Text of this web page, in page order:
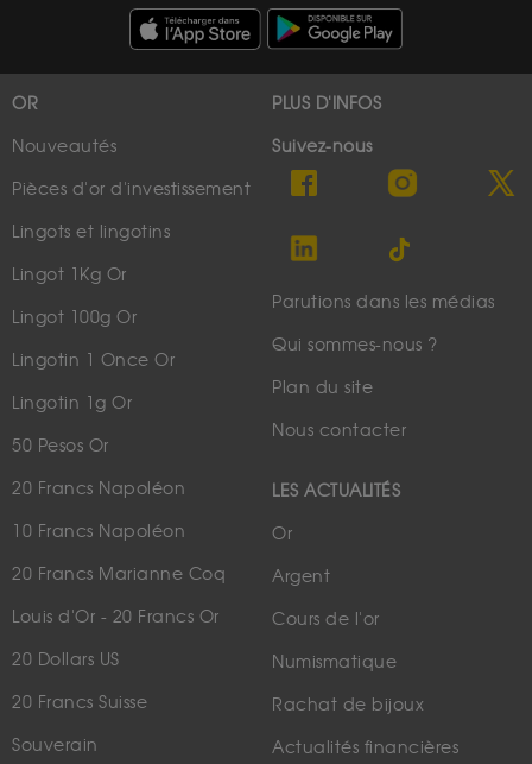
OR
Nouveautés
Pièces d'or d'investissement
Lingots et lingotins
Lingot 1Kg Or
Lingot 100g Or
Lingotin 1 Once Or
Lingotin 1g Or
50 Pesos Or
20 Francs Napoléon
10 Francs Napoléon
20 Francs Marianne Coq
Louis d'Or - 20 Francs Or
20 Dollars US
20 Francs Suisse
Souverain
PLUS D'INFOS
Suivez-nous
Parutions dans les médias
Qui sommes-nous ?
Plan du site
Nous contacter
LES ACTUALITÉS
Or
Argent
Cours de l'or
Numismatique
Rachat de bijoux
Actualités financières